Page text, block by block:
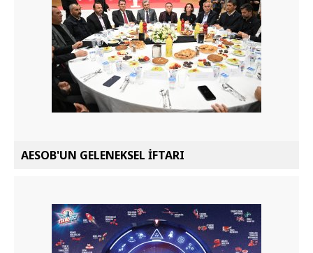
AESOB'UN GELENEKSEL İFTARI